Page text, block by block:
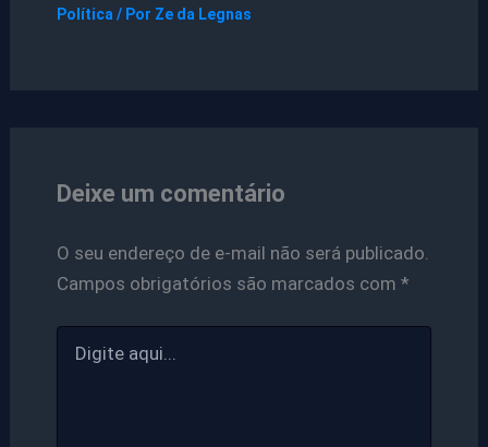
Política / Por Ze da Legnas
Deixe um comentário
O seu endereço de e-mail não será publicado.
Campos obrigatórios são marcados com *
aqui...